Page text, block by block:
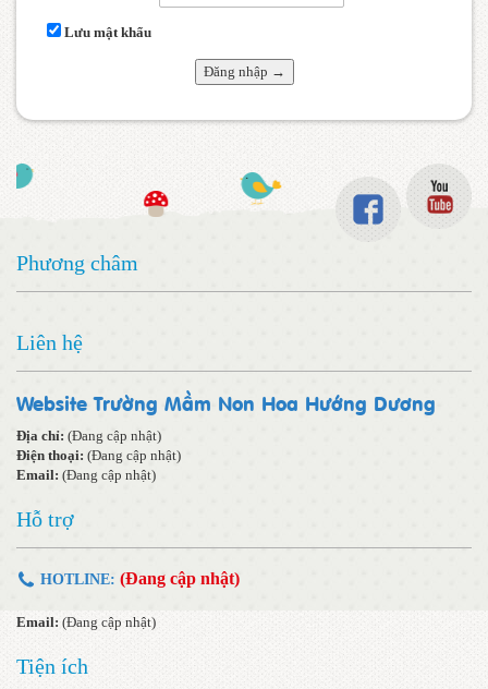
Lưu mật khẩu
Phương châm
Liên hệ
Website Trường Mầm Non Hoa Hướng Dương
Địa chỉ: (Đang cập nhật)
Điện thoại: (Đang cập nhật)
Email: (Đang cập nhật)
Hỗ trợ
HOTLINE: (Đang cập nhật)
Email: (Đang cập nhật)
Tiện ích